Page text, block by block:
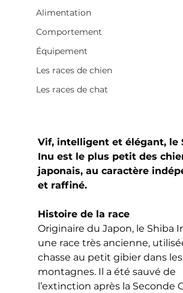
Alimentation
Comportement
Équipement
Les races de chien
Les races de chat
Vif, intelligent et élégant, le
Inu est le plus petit des
japonais, au caractère
et raffiné.
Histoire de la race
Originaire du Japon, le Shiba
une race très ancienne,
chasse au petit gibier dans les
montagnes. Il a été sauvé de
l’extinction après la Seconde